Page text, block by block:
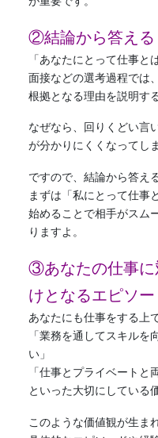
②結論から答える
「あなたにとって仕事と
面接などの選考過程では
根拠となる理由を説明す
なぜなら、回りくどい言
が分かりにくくなってし
ですので、結論から答え
まずは「私にとって仕事
始めることで相手がスム
りますよ。
③あなたの仕事に
けとなるエピソ
あなたにも仕事をする上
「業務を通してスキルを
い」
「仕事とプライベートと
といった大切にしている
このような価値観が生ま